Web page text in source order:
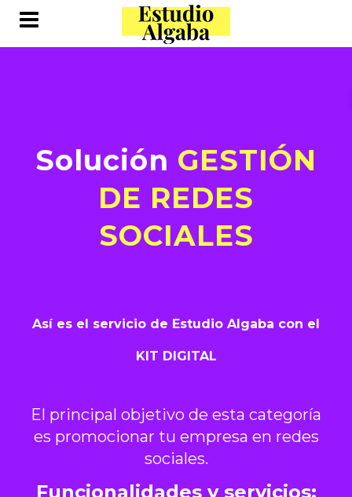
Solución GESTIÓN
DE REDES
SOCIALES
Así es el servicio de Estudio Algaba con el
KIT DIGITAL
El principal objetivo de esta categoría
es promocionar tu empresa en redes
sociales.
Funcionalidades y servicios: